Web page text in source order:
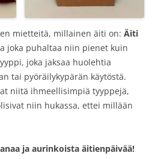
mietteitä, millainen äiti on: Äiti
joka puhaltaa niin pienet kuin
joka jaksaa huolehtia
tai pyöräilykypärän käytöstä.
niitä ihmeellisimpiä tyyppejä,
niin hukassa, ettei millään
ja aurinkoista äitienpäivää!